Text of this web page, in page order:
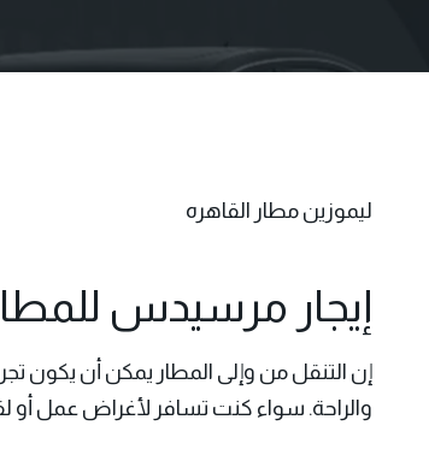
ليموزين مطار القاهره
إيجار مرسيدس
إن التنقل من وإلى المطار يمكن أن يكون
والراحة. سواء كنت تسافر لأغراض عمل أو